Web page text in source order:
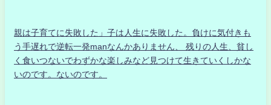
親は子育てに失敗した」子は人生に失敗した。負けに気付きも
う手遅れで逆転一発manなんかありません、 残りの人生、貧し
く食いつないでわずかな楽しみなど見つけて生きていくしかな
いのです。ないのです。